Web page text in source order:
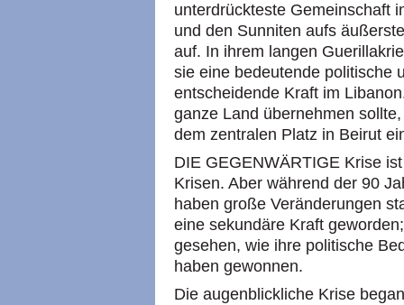
unterdrückteste Gemeinschaft
und den Sunniten aufs
auf. In ihrem langen
sie eine bedeutende politische
entscheidende Kraft im
ganze Land übernehmen
dem zentralen Platz in Beirut
DIE GEGENWÄRTIGE Krise
Krisen. Aber während der 90
haben große Veränderungen
eine sekundäre Kraft
gesehen, wie ihre politische
haben gewonnen.
Die augenblickliche Krise